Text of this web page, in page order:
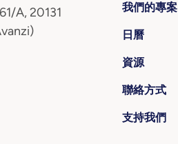
A, 20131
我們的專案
日曆
資源
聯絡方式
支持我們